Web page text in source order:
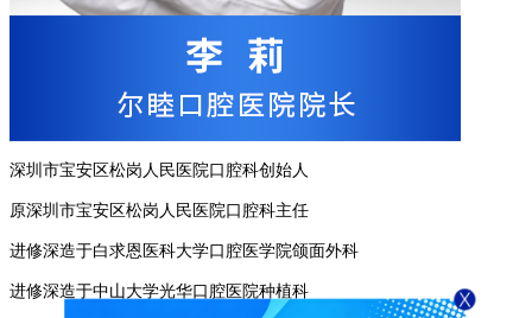
深圳市宝安区松岗人民医院口腔科创始人
原深圳市宝安区松岗人民医院口腔科主任
进修深造于白求恩医科大学口腔医学院颌面外科
进修深造于中山大学光华口腔医院种植科